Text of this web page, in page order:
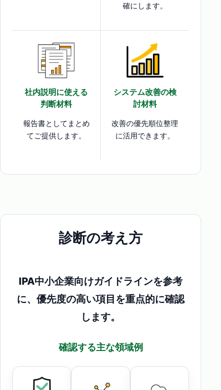
確にします。
社内説明に使える
判断材料
報告書としてまとめ
てご提供します。
システム改善の検
討材料
改善の優先順位整理
に活用できます。
診断の考え方
IPA中小企業向けガイドラインを参考
に、優先度の高い項目を重点的に確認
します。
確認する主な領域例